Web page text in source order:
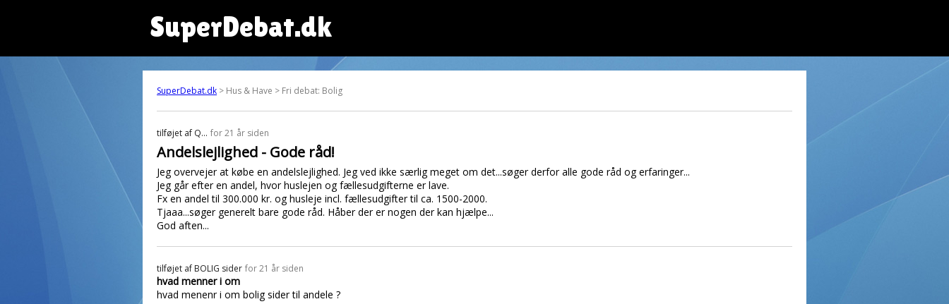
SuperDebat.dk
SuperDebat.dk > Hus & Have > Fri debat: Bolig
tilføjet af Q... for 21 år siden
Andelslejlighed - Gode råd!
Jeg overvejer at købe en andelslejlighed. Jeg ved ikke særlig meget om det...søger derfor alle gode råd og erfaringer...
Jeg går efter en andel, hvor huslejen og fællesudgifterne er lave.
Fx en andel til 300.000 kr. og husleje incl. fællesudgifter til ca. 1500-2000.
Tjaaa...søger generelt bare gode råd. Håber der er nogen der kan hjælpe...
God aften...
tilføjet af BOLIG sider for 21 år siden
hvad menner i om
hvad menenr i om bolig sider til andele ?